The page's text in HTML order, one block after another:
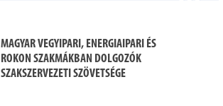
MAGYAR VEGYIPARI, ENERGIAIPARI ÉS
ROKON SZAKMÁKBAN DOLGOZÓK
SZAKSZERVEZETI SZÖVETSÉGE